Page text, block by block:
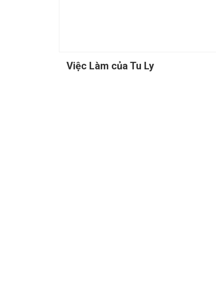
Việc Làm của Tu Ly